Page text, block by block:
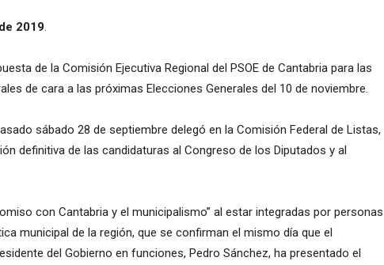
2019.
de la Comisión Ejecutiva Regional del PSOE de Cantabria para las
de cara a las próximas Elecciones Generales del 10 de noviembre.
sábado 28 de septiembre delegó en la Comisión Federal de Listas,
definitiva de las candidaturas al Congreso de los Diputados y al
con Cantabria y el municipalismo” al estar integradas por personas
municipal de la región, que se confirman el mismo día que el
del Gobierno en funciones, Pedro Sánchez, ha presentado el